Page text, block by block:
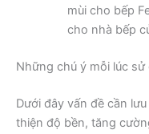
mùi cho bếp
cho nhà bếp
Những chú ý mỗi lúc sử
Dưới đây vấn đề cần
thiện độ bền, tăng